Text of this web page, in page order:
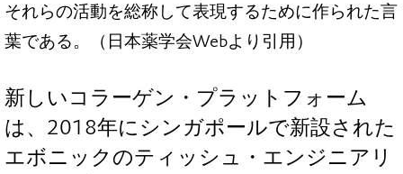
それらの活動を総称して表現するために作られた言
葉である。（日本薬学会Webより引用）
新しいコラーゲン・プラットフォーム
は、2018年にシンガポールで新設された
エボニックのティッシュ・エンジニアリ